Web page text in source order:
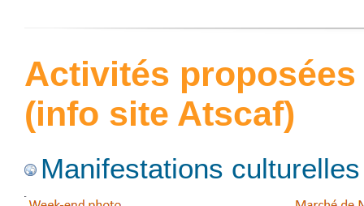
Activités proposées
(info site Atscaf)
Manifestations culturelles